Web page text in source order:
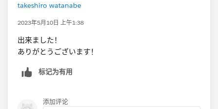
takeshiro watanabe
2023年5月10日 上午1:38
出来ました！
ありがとうございます！
标记为有用
添加评论